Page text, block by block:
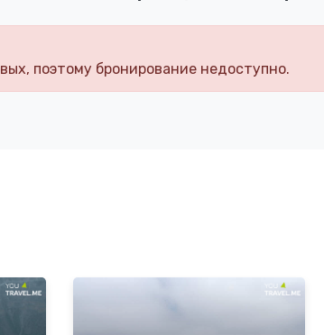
поэтому бронирование недоступно.